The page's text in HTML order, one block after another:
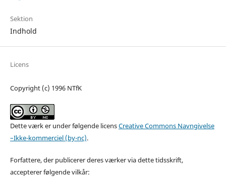
Sektion
Indhold
Licens
Copyright (c) 1996 NTfK
Dette værk er under følgende licensCreative Commons Navngivelse
–Ikke-kommerciel (by-nc).
Forfattere, der publicerer deres værker via dette tidsskrift,
accepterer følgende vilkår: